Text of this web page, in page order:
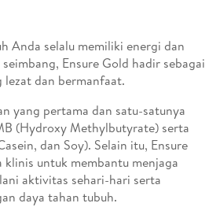
Anda selalu memiliki energi dan
Ensure Gold hadir sebagai
dan bermanfaat.
yang pertama dan satu-satunya
(Hydroxy Methylbutyrate) serta
dan Soy). Selain itu, Ensure
klinis untuk membantu menjaga
aktivitas sehari-hari serta
daya tahan tubuh.